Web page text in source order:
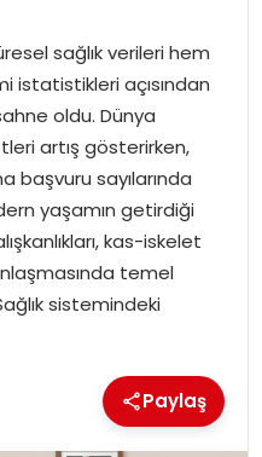
sağlık verileri hem
istatistikleri açısından
oldu. Dünya
artış gösterirken,
başvuru sayılarında
yaşamın getirdiği
kas-iskelet
temel
sistemindeki
Paylaş